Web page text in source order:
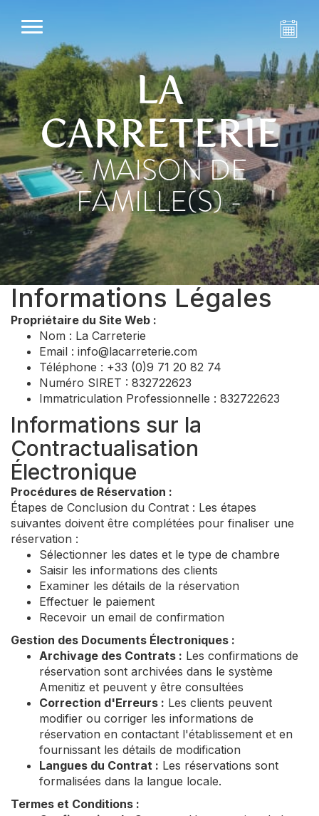
LA
CARRETERIE
- MAISON DE
FAMILLE(S) -
Informations Légales
Propriétaire du Site Web :
Nom : La Carreterie
Email : info@lacarreterie.com
Téléphone : +33 (0)9 71 20 82 74
Numéro SIRET : 832722623
Immatriculation Professionnelle : 832722623
Informations sur la
Contractualisation
Électronique
Procédures de Réservation :
Étapes de Conclusion du Contrat : Les étapes
suivantes doivent être complétées pour finaliser une
réservation :
Sélectionner les dates et le type de chambre
Saisir les informations des clients
Examiner les détails de la réservation
Effectuer le paiement
Recevoir un email de confirmation
Gestion des Documents Électroniques :
Archivage des Contrats : Les confirmations de
réservation sont archivées dans le système
Amenitiz et peuvent y être consultées
Correction d'Erreurs : Les clients peuvent
modifier ou corriger les informations de
réservation en contactant l'établissement et en
fournissant les détails de modification
Langues du Contrat : Les réservations sont
formalisées dans la langue locale.
Termes et Conditions :